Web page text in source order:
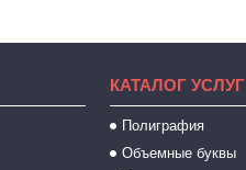
КАТАЛОГ УСЛУГ
Полиграфия
Объемные буквы